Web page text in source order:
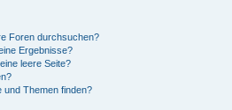
Foren durchsuchen?
Ergebnisse?
leere Seite?
und Themen finden?